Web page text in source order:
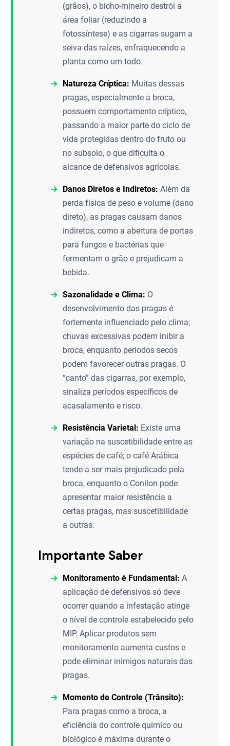
(grãos), o bicho-mineiro destrói a
área foliar (reduzindo a
fotossíntese) e as cigarras sugam a
seiva das raízes, enfraquecendo a
planta como um todo.
Natureza Críptica: Muitas dessas
pragas, especialmente a broca,
possuem comportamento críptico,
passando a maior parte do ciclo de
vida protegidas dentro do fruto ou
no subsolo, o que dificulta o
alcance de defensivos agrícolas.
Danos Diretos e Indiretos: Além da
perda física de peso e volume (dano
direto), as pragas causam danos
indiretos, como a abertura de portas
para fungos e bactérias que
fermentam o grão e prejudicam a
bebida.
Sazonalidade e Clima: O
desenvolvimento das pragas é
fortemente influenciado pelo clima;
chuvas excessivas podem inibir a
broca, enquanto períodos secos
podem favorecer outras pragas. O
“canto” das cigarras, por exemplo,
sinaliza períodos específicos de
acasalamento e risco.
Resistência Varietal: Existe uma
variação na suscetibilidade entre as
espécies de café; o café Arábica
tende a ser mais prejudicado pela
broca, enquanto o Conilon pode
apresentar maior resistência a
certas pragas, mas suscetibilidade
a outras.
Importante Saber
Monitoramento é Fundamental: A
aplicação de defensivos só deve
ocorrer quando a infestação atinge
o nível de controle estabelecido pelo
MIP. Aplicar produtos sem
monitoramento aumenta custos e
pode eliminar inimigos naturais das
pragas.
Momento de Controle (Trânsito):
Para pragas como a broca, a
eficiência do controle químico ou
biológico é máxima durante o